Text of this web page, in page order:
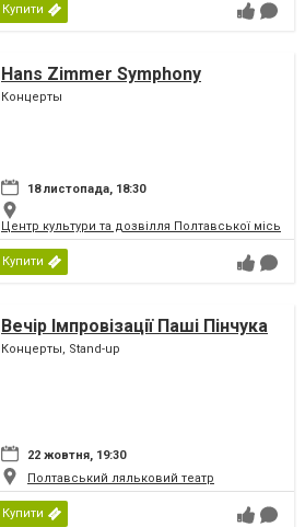
Купити
Hans Zimmer Symphony
Концерты
18 листопада, 18:30
Центр культури та дозвілля Полтавської
Купити
Вечір Імпровізації Паші Пінчука
Концерты, Stand-up
22 жовтня, 19:30
Полтавський ляльковий театр
Купити